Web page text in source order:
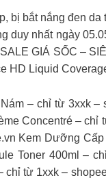
bị bắt nắng đen
duy nhất ngày
GIÁ SỐC –
HD Liquid
– chỉ từ 3xxk
Concentré –
Kem Dưỡng
Toner 400ml –
từ 1xxk –